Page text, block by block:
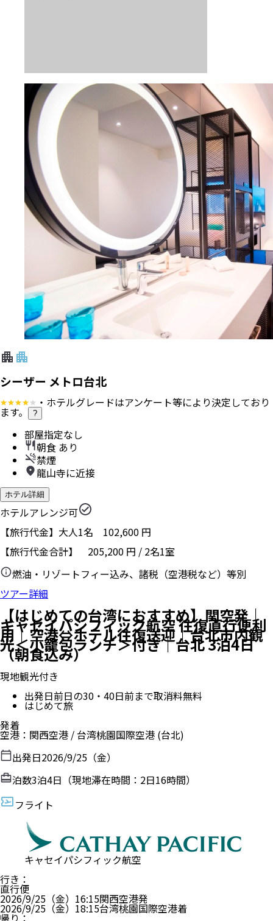
シーザー メトロ台北
・ホテルグレードはアンケート等により決定しており
ます。 ?
部屋指定なし
朝食 あり
禁煙
龍山寺に近接
ホテル詳細
ホテルアレンジ可
【旅行代金】大人1名 102,600 円
【旅行代金合計】 205,200 円 / 2名1室
燃油・リゾートフィー込み、諸税（空港税など）等別
ツアー詳細
【はじめての台湾におすすめ】関空発｜
キャセイパシフィック航空 往復直行便利
用｜空港⇔ホテル往復送迎｜台北市内観
光＜小籠包ランチ＞付き｜台北 3泊4日
（朝食込み）
現地観光付き
出発日前日の30・40日前まで取消料無料
はじめて旅
発着
空港 ： 関西空港 /台湾桃園国際空港 (台北)
出発日2026/9/25（金）
泊数3泊4日（現地滞在時間： 2日16時間）
フライト
キャセイパシフィック航空
行き ：
直行便
2026/9/25（金） 16:15関西空港発
2026/9/25（金） 18:15台湾桃園国際空港着
帰り ：